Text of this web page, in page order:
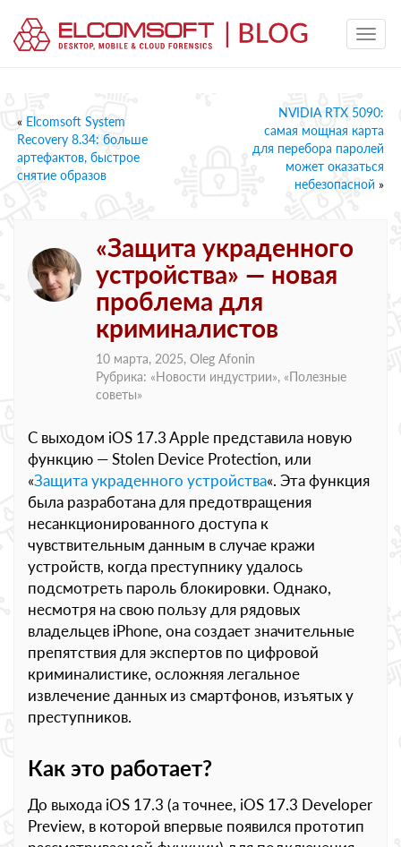
« Elcomsoft System
Recovery 8.34: больше
артефактов, быстрое
снятие образов
NVIDIA RTX 5090:
самая мощная карта
для перебора паролей
может оказаться
небезопасной »
«Защита украденного
устройства» — новая
проблема для
криминалистов
10 марта, 2025, Oleg Afonin
Рубрика: «Новости индустрии», «Полезные
советы»
С выходом iOS 17.3 Apple представила новую
функцию — Stolen Device Protection, или
«Защита украденного устройства«. Эта функция
была разработана для предотвращения
несанкционированного доступа к
чувствительным данным в случае кражи
устройств, когда преступнику удалось
подсмотреть пароль блокировки. Однако,
несмотря на свою пользу для рядовых
владельцев iPhone, она создает значительные
препятствия для экспертов по цифровой
криминалистике, осложняя легальное
извлечение данных из смартфонов, изъятых у
преступников.
Как это работает?
До выхода iOS 17.3 (а точнее, iOS 17.3 Developer
Preview, в которой впервые появился прототип